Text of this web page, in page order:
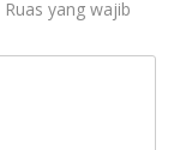
Ruas yang wajib